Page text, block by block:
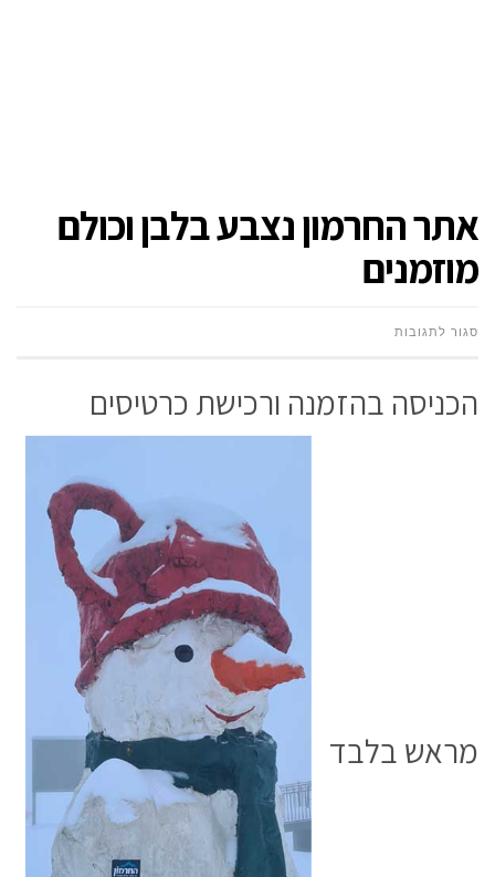
אתר החרמון נצבע בלבן וכולם
מוזמנים
סגור לתגובותעל
הכניסה בהזמנה ורכישת כרטיסים
מראש בלבד